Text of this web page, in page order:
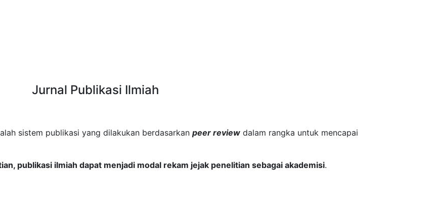
Jurnal Publikasi Ilmiah
sistem publikasi yang dilakukan berdasarkan peer review dalam rangka untuk mencapai
publikasi ilmiah dapat menjadi modal rekam jejak penelitian sebagai akademisi.